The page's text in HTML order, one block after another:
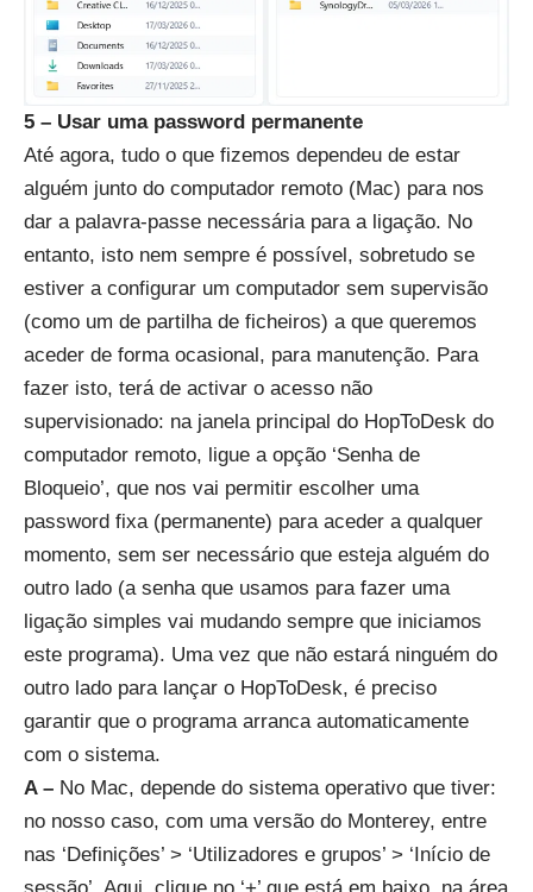
5 – Usar uma password permanente
Até agora, tudo o que fizemos dependeu de estar
alguém junto do computador remoto (Mac) para nos
dar a palavra-passe necessária para a ligação. No
entanto, isto nem sempre é possível, sobretudo se
estiver a configurar um computador sem supervisão
(como um de partilha de ficheiros) a que queremos
aceder de forma ocasional, para manutenção. Para
fazer isto, terá de activar o acesso não
supervisionado: na janela principal do HopToDesk do
computador remoto, ligue a opção ‘Senha de
Bloqueio’, que nos vai permitir escolher uma
password fixa (permanente) para aceder a qualquer
momento, sem ser necessário que esteja alguém do
outro lado (a senha que usamos para fazer uma
ligação simples vai mudando sempre que iniciamos
este programa). Uma vez que não estará ninguém do
outro lado para lançar o HopToDesk, é preciso
garantir que o programa arranca automaticamente
com o sistema.
A – No Mac, depende do sistema operativo que tiver:
no nosso caso, com uma versão do Monterey, entre
nas ‘Definições’ > ‘Utilizadores e grupos’ > ‘Início de